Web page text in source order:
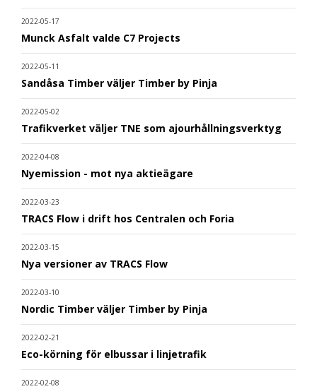
2022-05-17
Munck Asfalt valde C7 Projects
2022-05-11
Sandåsa Timber väljer Timber by Pinja
2022-05-02
Trafikverket väljer TNE som ajourhållningsverktyg
2022-04-08
Nyemission - mot nya aktieägare
2022-03-23
TRACS Flow i drift hos Centralen och Foria
2022-03-15
Nya versioner av TRACS Flow
2022-03-10
Nordic Timber väljer Timber by Pinja
2022-02-21
Eco-körning för elbussar i linjetrafik
2022-02-08